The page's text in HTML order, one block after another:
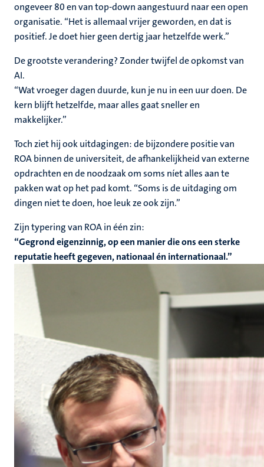
ongeveer 80 en van top‑down aangestuurd naar een open
organisatie. “Het is allemaal vrijer geworden, en dat is
positief. Je doet hier geen dertig jaar hetzelfde werk.”
De grootste verandering? Zonder twijfel de opkomst van
AI.
“Wat vroeger dagen duurde, kun je nu in een uur doen. De
kern blijft hetzelfde, maar alles gaat sneller en
makkelijker.”
Toch ziet hij ook uitdagingen: de bijzondere positie van
ROA binnen de universiteit, de afhankelijkheid van externe
opdrachten en de noodzaak om soms níet alles aan te
pakken wat op het pad komt. “Soms is de uitdaging om
dingen niet te doen, hoe leuk ze ook zijn.”
Zijn typering van ROA in één zin:
“Gegrond eigenzinnig, op een manier die ons een sterke
reputatie heeft gegeven, nationaal én internationaal.”